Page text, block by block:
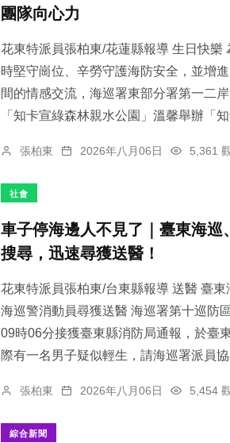
團隊向心力
花東特派員張柏東/花蓮縣報導 生日快樂
時堅守崗位、辛勞守護海防安全，並增
間的情感交流，海巡署東部分署第一二
「知卡宣綠森林親水公園」溫馨舉辦「
張柏東 2026年八月06日 5,361
社會
車子停海邊人不見了｜臺東海巡
搜尋，迅速尋獲送醫！
花東特派員張柏東/台東縣報導 送醫 臺東
海巡警消動員尋獲送醫 海巡署第十巡防
09時06分接獲臺東縣消防局通報，於臺
際有一名男子疑似輕生，請海巡署派員
張柏東 2026年八月06日 5,454
綜合新聞